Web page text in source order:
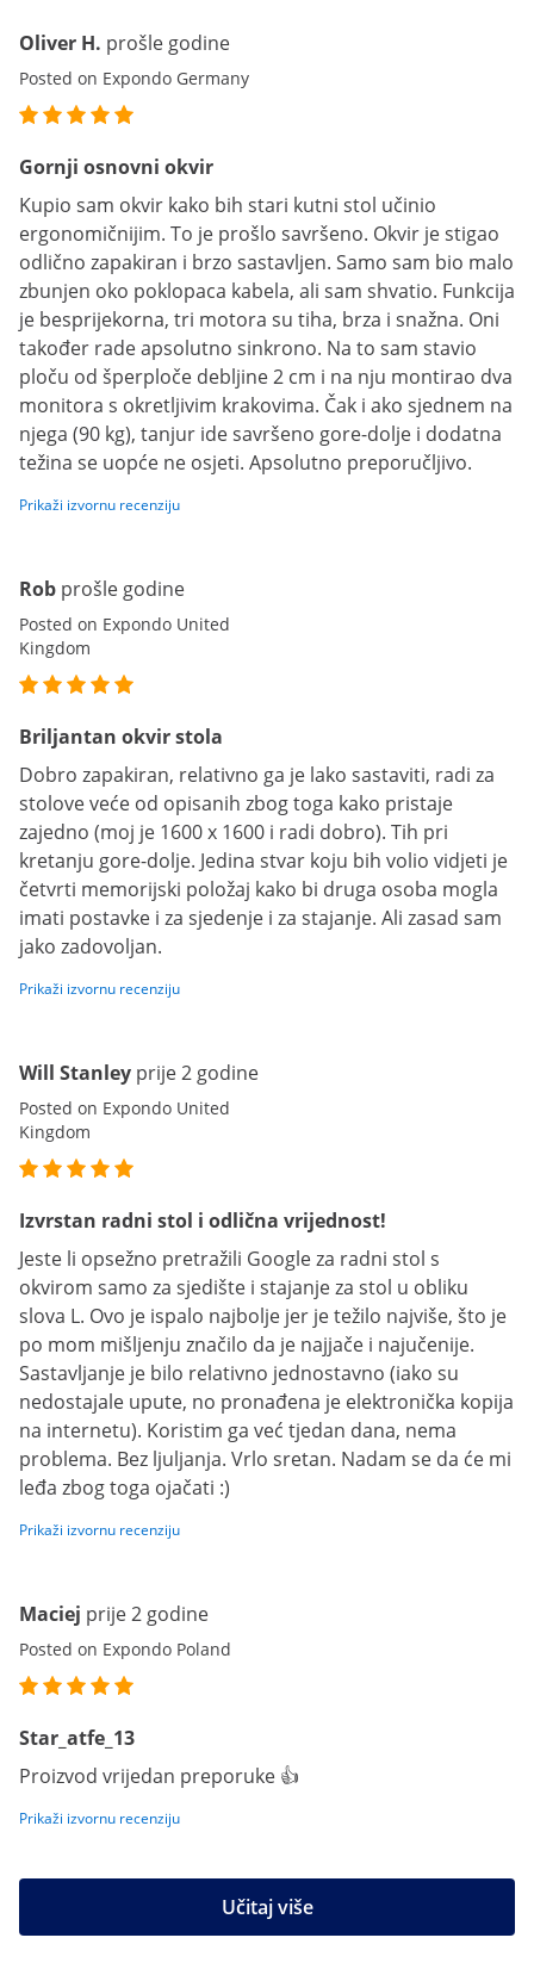
Oliver H. prošle godine
Posted on Expondo Germany
Gornji osnovni okvir
Kupio sam okvir kako bih stari kutni stol učinio
ergonomičnijim. To je prošlo savršeno. Okvir je stigao
odlično zapakiran i brzo sastavljen. Samo sam bio malo
zbunjen oko poklopaca kabela, ali sam shvatio. Funkcija
je besprijekorna, tri motora su tiha, brza i snažna. Oni
također rade apsolutno sinkrono. Na to sam stavio
ploču od šperploče debljine 2 cm i na nju montirao dva
monitora s okretljivim krakovima. Čak i ako sjednem na
njega (90 kg), tanjur ide savršeno gore-dolje i dodatna
težina se uopće ne osjeti. Apsolutno preporučljivo.
Prikaži izvornu recenziju
Rob prošle godine
Posted on Expondo United
Kingdom
Briljantan okvir stola
Dobro zapakiran, relativno ga je lako sastaviti, radi za
stolove veće od opisanih zbog toga kako pristaje
zajedno (moj je 1600 x 1600 i radi dobro). Tih pri
kretanju gore-dolje. Jedina stvar koju bih volio vidjeti je
četvrti memorijski položaj kako bi druga osoba mogla
imati postavke i za sjedenje i za stajanje. Ali zasad sam
jako zadovoljan.
Prikaži izvornu recenziju
Will Stanley prije 2 godine
Posted on Expondo United
Kingdom
Izvrstan radni stol i odlična vrijednost!
Jeste li opsežno pretražili Google za radni stol s
okvirom samo za sjedište i stajanje za stol u obliku
slova L. Ovo je ispalo najbolje jer je težilo najviše, što je
po mom mišljenju značilo da je najjače i najučenije.
Sastavljanje je bilo relativno jednostavno (iako su
nedostajale upute, no pronađena je elektronička kopija
na internetu). Koristim ga već tjedan dana, nema
problema. Bez ljuljanja. Vrlo sretan. Nadam se da će mi
leđa zbog toga ojačati :)
Prikaži izvornu recenziju
Maciej prije 2 godine
Posted on Expondo Poland
Star_atfe_13
Proizvod vrijedan preporuke 👍
Prikaži izvornu recenziju
Učitaj više